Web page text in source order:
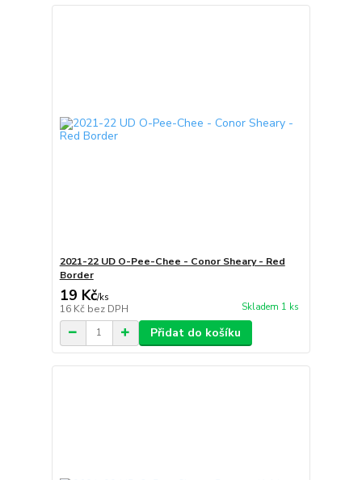
2021-22 UD O-Pee-Chee - Conor Sheary - Red
Border
19 Kč/ks
16 Kč bez DPH Skladem 1 ks
Přidat do košíku